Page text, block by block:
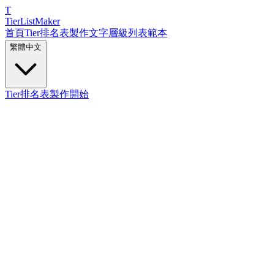
T
TierListMaker
首頁Tier排名表製作文字層級列表範本
繁體中文
Tier排名表製作開始